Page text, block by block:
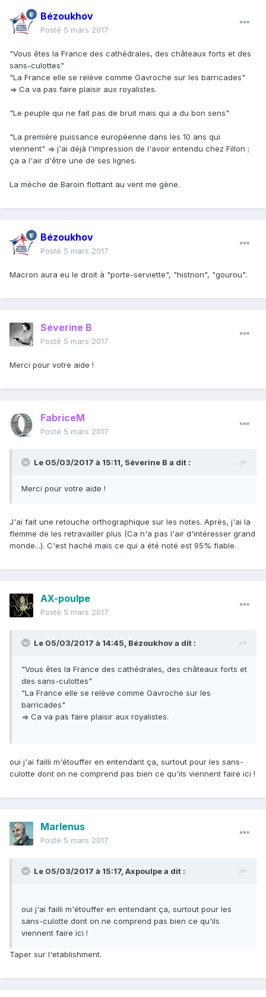
Bézoukhov
Posté 5 mars 2017
"Vous êtes la France des cathédrales, des châteaux forts et des
sans-culottes"
"La France elle se relève comme Gavroche sur les barricades"
=> Ca va pas faire plaisir aux royalistes.
"Le peuple qui ne fait pas de bruit mais qui a du bon sens"
"La première puissance européenne dans les 10 ans qui
viennent" => j'ai déjà l'impression de l'avoir entendu chez Fillon ;
ça a l'air d'être une de ses lignes.
La mèche de Baroin flottant au vent me gène.
Bézoukhov
Posté 5 mars 2017
Macron aura eu le droit à "porte-serviette", "histrion", "gourou".
Séverine B
Posté 5 mars 2017
Merci pour votre aide !
FabriceM
Posté 5 mars 2017
Le 05/03/2017 à 15:11, Séverine B a dit :
Merci pour votre aide !
J'ai fait une retouche orthographique sur les notes. Après, j'ai la
flemme de les retravailler plus (Ca n'a pas l'air d'intéresser grand
monde...). C'est haché mais ce qui a été noté est 95% fiable.
AX-poulpe
Posté 5 mars 2017
Le 05/03/2017 à 14:45, Bézoukhova dit :
"Vous êtes la France des cathédrales, des châteaux forts et
des sans-culottes"
"La France elle se relève comme Gavroche sur les
barricades"
=> Ca va pas faire plaisir aux royalistes.
oui j'ai failli m'étouffer en entendant ça, surtout pour les sans-
culotte dont on ne comprend pas bien ce qu'ils viennent faire ici !
Marlenus
Posté 5 mars 2017
Le 05/03/2017 à 15:17, Axpoulpea dit :
oui j'ai failli m'étouffer en entendant ça, surtout pour les
sans-culotte dont on ne comprend pas bien ce qu'ils
viennent faire ici !
Taper sur l'etablishment.